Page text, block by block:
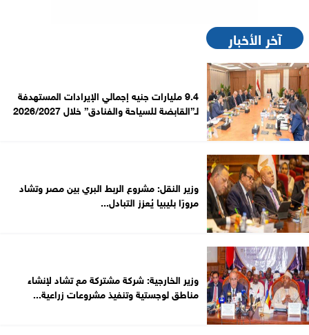
آخر الأخبار
9.4 مليارات جنيه إجمالي الإيرادات المستهدفة
لـ”القابضة للسياحة والفنادق” خلال 2026/2027
وزير النقل: مشروع الربط البري بين مصر وتشاد
مرورًا بليبيا يُعزز التبادل...
وزير الخارجية: شركة مشتركة مع تشاد لإنشاء
مناطق لوجستية وتنفيذ مشروعات زراعية...